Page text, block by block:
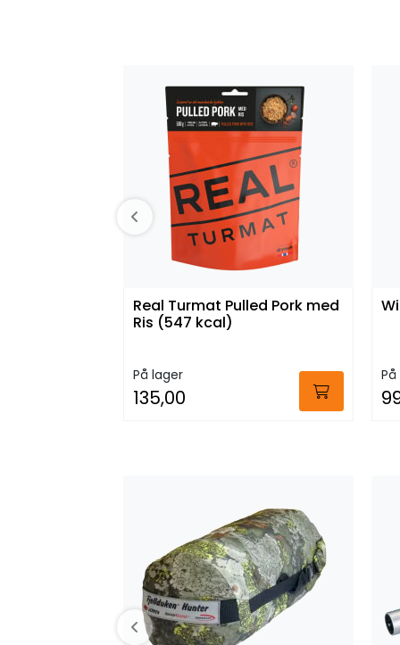
Real Turmat Pulled Pork med
Ris (547 kcal)
På lager
135,00